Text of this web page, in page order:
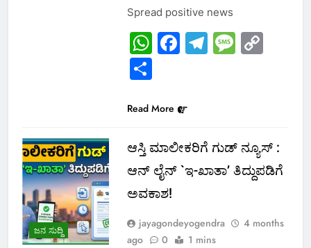
Spread positive news
WhatsApp
Facebook
Telegram
Share
Read More
ಜನ ಸುದ್ದಿ
ಆಸ್ತಿ ಮಾಲೀಕರಿಗೆ ಗುಡ್ ನ್ಯೂಸ್ :
ಆನ್ ಲೈನ್ `ಇ-ಖಾತಾ’ ತಿದ್ದುಪಡಿಗೆ
ಅವಕಾಶ!
jayagondeyogendra
4 months
ago
0 1 mins